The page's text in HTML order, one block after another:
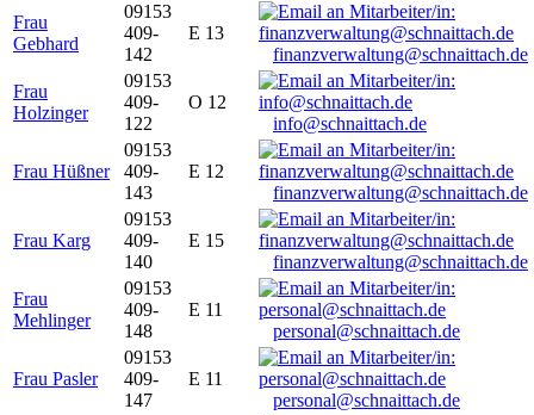
Frau
Gebhard
09153
409-
142
E 13
finanzverwaltung@schnaittach.de
Frau
Holzinger
09153
409-
122
O 12
info@schnaittach.de
Frau Hüßner
09153
409-
143
E 12
finanzverwaltung@schnaittach.de
Frau Karg
09153
409-
140
E 15
finanzverwaltung@schnaittach.de
Frau
Mehlinger
09153
409-
148
E 11
personal@schnaittach.de
Frau Pasler
09153
409-
147
E 11
personal@schnaittach.de